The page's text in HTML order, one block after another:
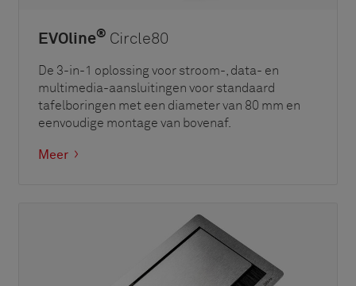
EVOline® Circle80
De 3-in-1 oplossing voor stroom-, data- en
multimedia-aansluitingen voor standaard
tafelboringen met een diameter van 80 mm en
eenvoudige montage van bovenaf.
Meer